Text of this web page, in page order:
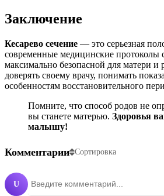
Заключение
Кесарево сечение — это серьезная
современные медицинские протоколы
максимально безопасной для матери
доверять своему врачу, понимать
особенностям восстановительного
Помните, что способ родов не
вы станете матерью. Здоровья
малышу!
Комментарии Сортировка
U